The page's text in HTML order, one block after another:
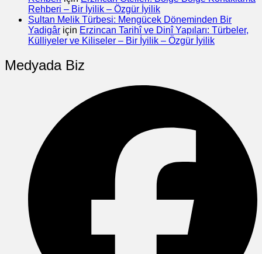
Rehberi – Bir İyilik – Özgür İyilik
Sultan Melik Türbesi: Mengücek Döneminden Bir
Yadigâr için Erzincan Tarihî ve Dinî Yapıları: Türbeler,
Külliyeler ve Kiliseler – Bir İyilik – Özgür İyilik
Medyada Biz